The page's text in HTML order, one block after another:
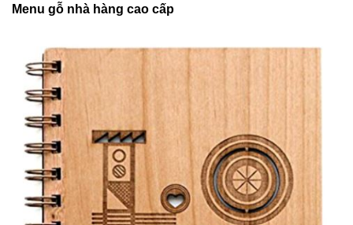
Menu gỗ nhà hàng cao cấp